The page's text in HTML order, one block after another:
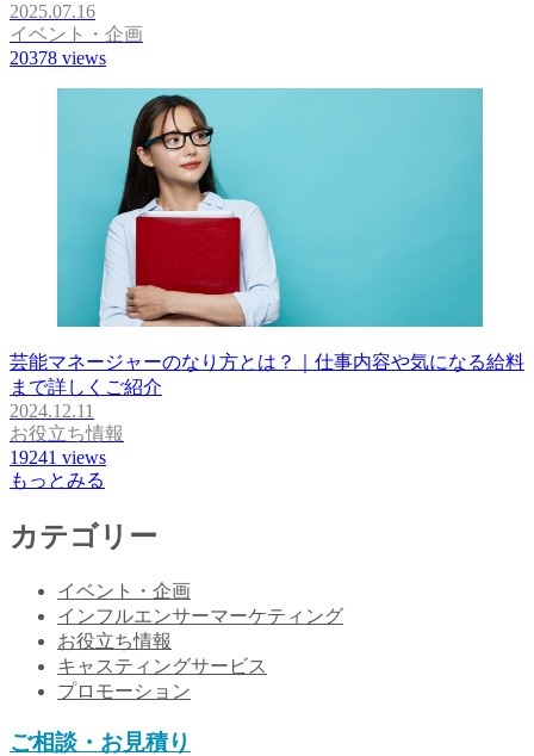
2025.07.16
イベント・企画
20378 views
芸能マネージャーのなり方とは？｜仕事内容や気になる給料
まで詳しくご紹介
2024.12.11
お役立ち情報
19241 views
もっとみる
カテゴリー
イベント・企画
インフルエンサーマーケティング
お役立ち情報
キャスティングサービス
プロモーション
ご相談・お見積り